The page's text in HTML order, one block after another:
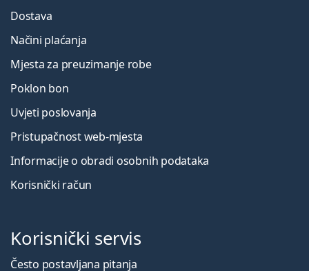
Dostava
Načini plaćanja
Mjesta za preuzimanje robe
Poklon bon
Uvjeti poslovanja
Pristupačnost web-mjesta
Informacije o obradi osobnih podataka
Korisnički račun
Korisnički servis
Često postavljana pitanja